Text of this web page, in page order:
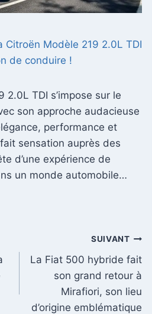
Citroën Modèle 219 2.0L TDI
de conduire !
2.0L TDI s’impose sur le
son approche audacieuse
performance et
sensation auprès des
d’une expérience de
un monde automobile…
SUIVANT
La Fiat 500 hybride fait
son grand retour à
Mirafiori, son lieu
d’origine emblématique